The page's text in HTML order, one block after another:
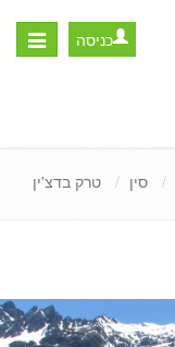
Toggle
כניסה
סין טרק בדצ'ין